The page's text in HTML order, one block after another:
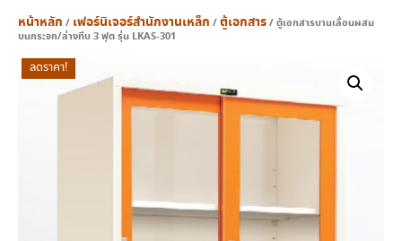
หน้าหลัก / เฟอร์นิเจอร์สำนักงานเหล็ก /ตู้เอกสาร/ ตู้เอกสารบานเลื่อนผสม
บนกระจก/ล่างทึบ 3 ฟุต รุ่น LKAS-301
ลดราคา!